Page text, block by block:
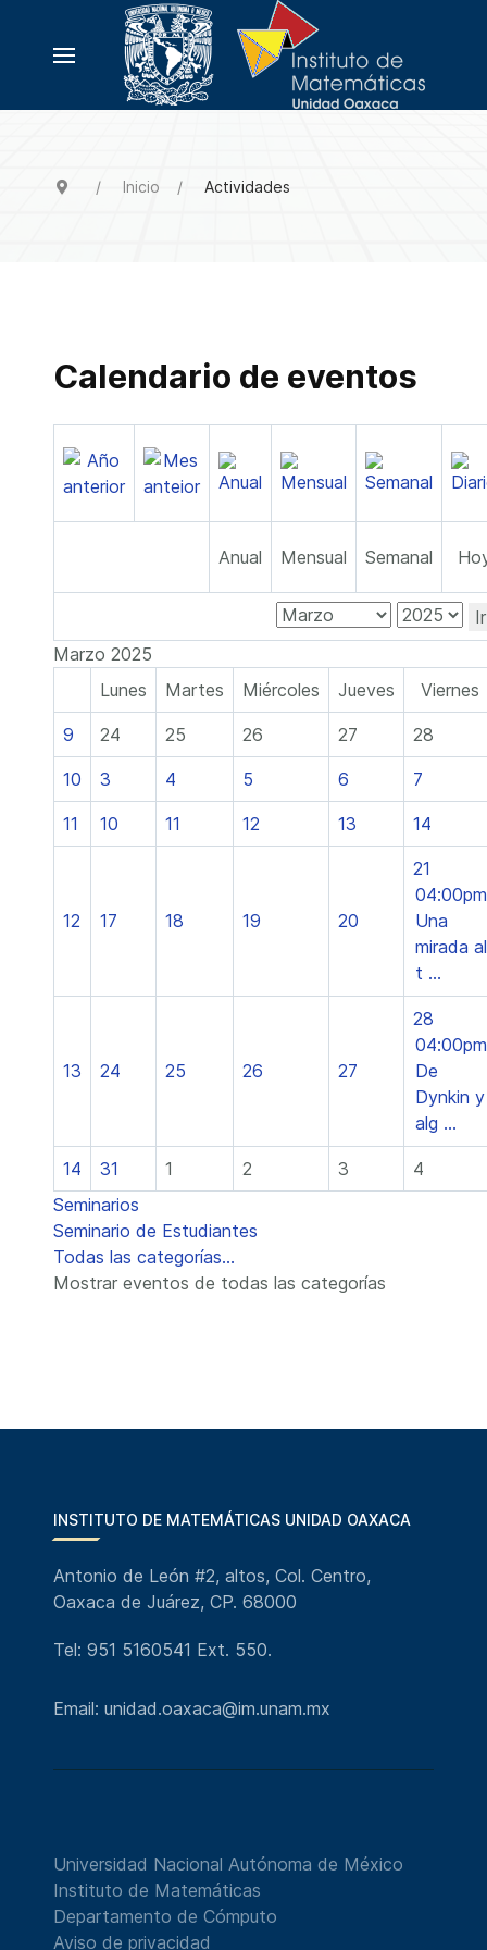
Inicio Actividades
Calendario de eventos
Anual Mensual Semanal
Marzo 2025
Lunes
Martes Miércoles Jueves Viernes
9 24 25 26 27 28
10 3 4 5 6 7
11 10 11 12 13 14
12 17 18 19 20
21
04:00pm
Una
mirada al
t ...
13 24 25 26 27
28
04:00pm
De
Dynkin y
alg ...
14 31 1 2 3
4
Seminarios
Seminario de Estudiantes
Todas las categorías...
Mostrar eventos de todas las categorías
INSTITUTO DE MATEMÁTICAS UNIDAD OAXACA
Antonio de León #2, altos, Col. Centro,
Oaxaca de Juárez, CP. 68000
Tel: 951 5160541 Ext. 550.
Email: unidad.oaxaca@im.unam.mx
Universidad Nacional Autónoma de México
Instituto de Matemáticas
Departamento de Cómputo
Aviso de privacidad